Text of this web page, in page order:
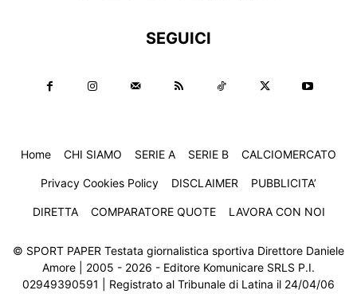
SEGUICI
Home CHI SIAMO SERIE A SERIE B CALCIOMERCATO
Privacy Cookies Policy DISCLAIMER PUBBLICITA’
DIRETTA COMPARATORE QUOTE LAVORA CON NOI
© SPORT PAPER Testata giornalistica sportiva Direttore Daniele
Amore | 2005 - 2026 - Editore Komunicare SRLS P.I.
02949390591 | Registrato al Tribunale di Latina il 24/04/06